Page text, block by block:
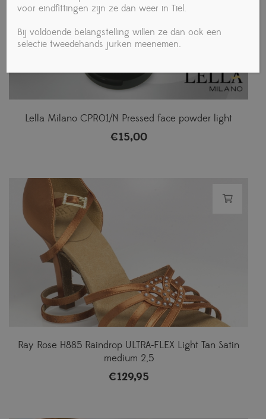
Lella Milano CPR01/N Pressed face powder light
€15,00
Ray Rose H885 Raindrop ULTRA-FLEX Light Tan Satin
medium 2,5
€129,95
voor eindfittingen zijn ze dan weer in Tiel.
Bij voldoende belangstelling willen ze dan ook een
selectie tweedehands jurken meenemen.